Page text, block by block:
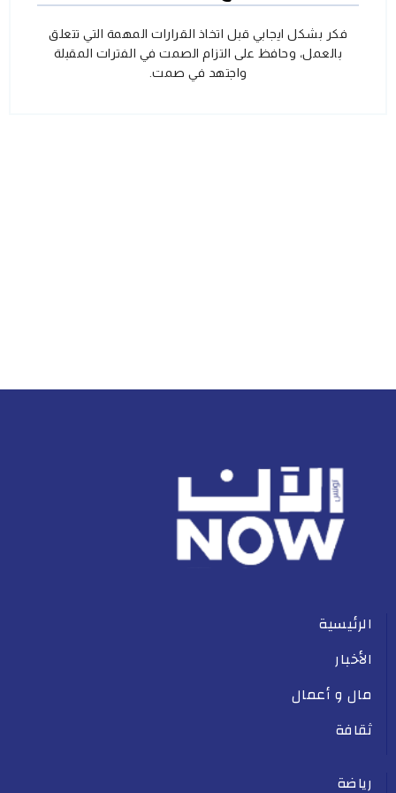
فكر بشكل ايجابي قبل اتخاذ القرارات المهمة التي تتعلق
بالعمل، وحافظ على التزام الصمت في الفترات المقبلة
واجتهد في صمت.
الرئيسية
الأخبار
مال و أعمال
ثقافة
رياضة